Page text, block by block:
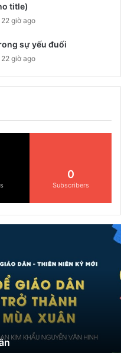
title)
22 giờ ago
sự yếu đuối
22 giờ ago
0
Subscribers